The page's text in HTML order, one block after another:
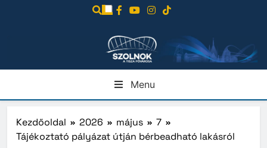
Menu
Kezdőoldal 2026 május
7
Tájékoztató pályázat útján bérbeadható lakásról